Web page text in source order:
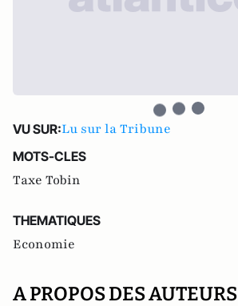
VU SUR:Lu sur la Tribune
MOTS-CLES
Taxe Tobin
THEMATIQUES
Economie
A PROPOS DES AUTEURS